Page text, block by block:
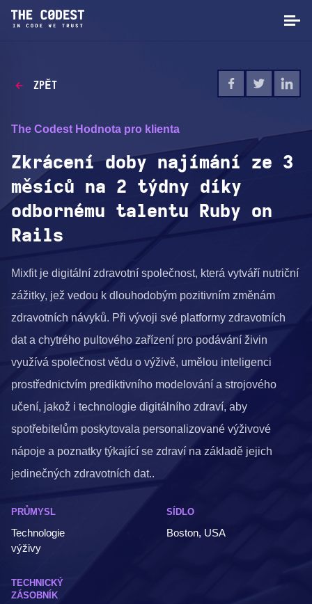
ZPĚT
The Codest Hodnota pro klienta
Zkrácení doby najímání ze 3
měsíců na 2 týdny díky
odbornému talentu Ruby on
Rails
Mixfit je digitální zdravotní společnost, která vytváří nutriční
zážitky, jež vedou k dlouhodobým pozitivním změnám
zdravotních návyků. Při vývoji své platformy zdravotních
dat a chytrého pultového zařízení pro podávání živin
využívá společnost vědu o výživě, umělou inteligenci
prostřednictvím prediktivního modelování a strojového
učení, jakož i technologie digitálního zdraví, aby
spotřebitelům poskytovala personalizované výživové
nápoje a poznatky týkající se zdraví na základě jejich
jedinečných zdravotních dat..
PRŮMYSL
Technologie
výživy
SÍDLO
Boston, USA
TECHNICKÝ
ZÁSOBNÍK